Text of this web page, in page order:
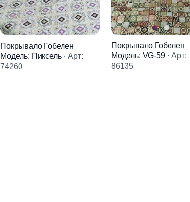
Покрывало Гобелен
Модель: Пиксель · Арт:
74260
Покрывало Гобелен
Модель: VG-59 · Арт:
86135